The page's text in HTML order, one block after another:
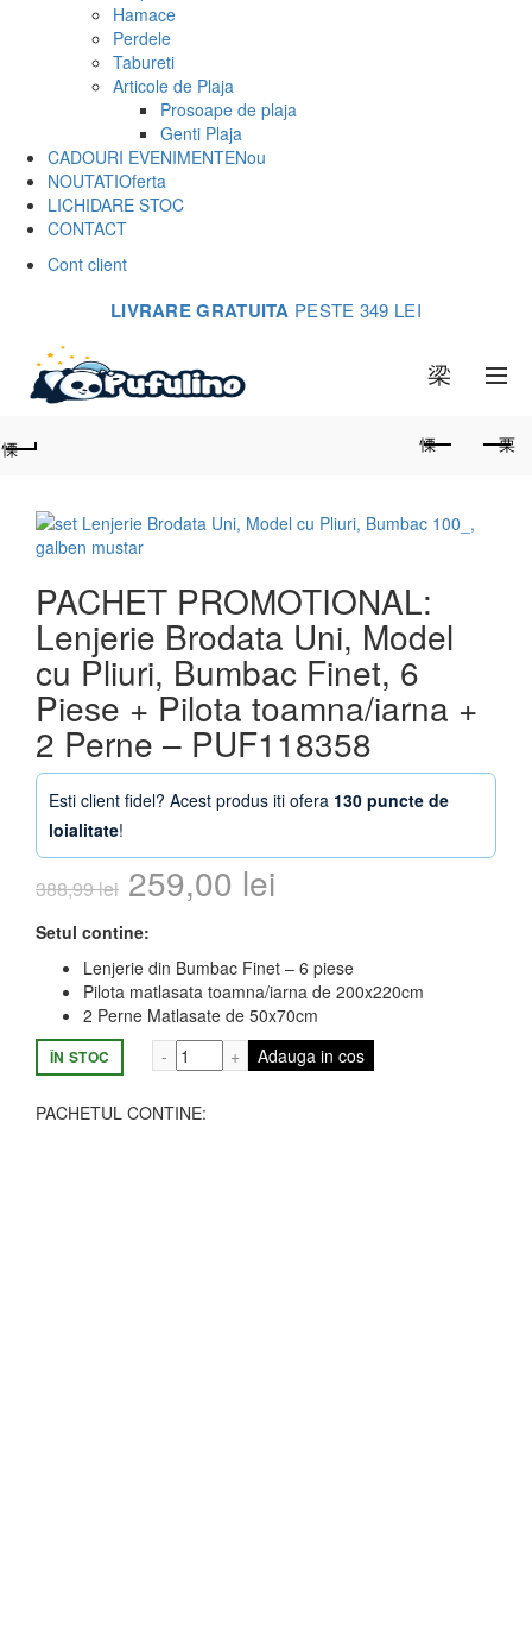
Hamace
Perdele
Tabureti
Articole de Plaja
Prosoape de plaja
Genti Plaja
CADOURI EVENIMENTENou
NOUTATIOferta
LICHIDARE STOC
CONTACT
Cont client
LIVRARE GRATUITA PESTE 349 LEI
PACHET PROMOTIONAL:
Lenjerie Brodata Uni, Model
cu Pliuri, Bumbac Finet, 6
Piese + Pilota toamna/iarna +
2 Perne – PUF118358
Esti client fidel? Acest produs iti ofera 130 puncte de
loialitate!
388,99lei Prețul
inițial
a
fost:
388,99 lei.
259,00 lei
este:
259,00 lei.
Setul contine:
Lenjerie din Bumbac Finet – 6 piese
Pilota matlasata toamna/iarna de 200x220cm
2 Perne Matlasate de 50x70cm
ÎN STOC Cantitate PACHET PROMOTIONAL:
Adauga in cos
PACHETUL CONTINE: